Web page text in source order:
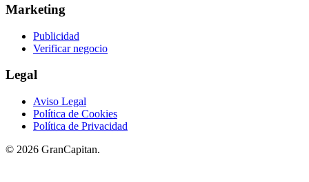
Marketing
Publicidad
Verificar negocio
Legal
Aviso Legal
Política de Cookies
Política de Privacidad
© 2026 GranCapitan.